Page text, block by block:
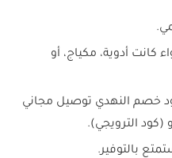
كانت أدوية، مكياج، أو
خصم النهدي توصيل مجاني
بالتوفير.